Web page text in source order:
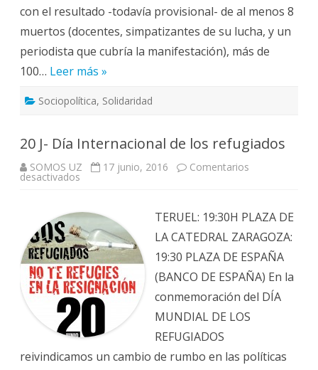
con el resultado -todavía provisional- de al menos 8
muertos (docentes, simpatizantes de su lucha, y un
periodista que cubría la manifestación), más de
100… Leer más »
Sociopolítica, Solidaridad
20 J- Día Internacional de los refugiados
SOMOS UZ 17 junio, 2016 Comentarios
desactivados
Internacional
de
los
refugiados
TERUEL: 19:30H PLAZA DE
LA CATEDRAL ZARAGOZA:
19:30 PLAZA DE ESPAÑA
(BANCO DE ESPAÑA) En la
conmemoración del DÍA
MUNDIAL DE LOS
REFUGIADOS
reivindicamos un cambio de rumbo en las políticas